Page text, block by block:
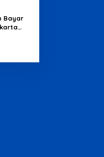
Bayar